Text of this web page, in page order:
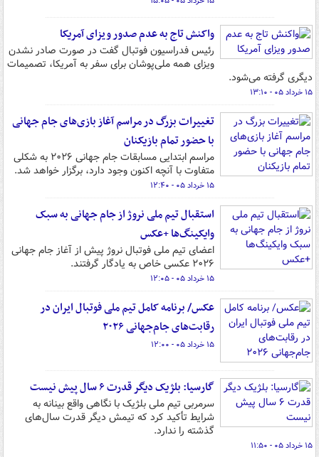
واکنش تاج به عدم صدور ویزای آمریکا
رئیس فدراسیون فوتبال گفت در صورت صادر نشدن
ویزای همه ملی‌پوشان برای سفر به آمریکا، تصمیمات
دیگری گرفته می‌شود.
۱۵ خرداد ۰۵ - ۱۳:۱۰
تغییرات بزرگ در مراسم آغاز بازی‌های جام جهانی
با حضور تمام بازیکنان
مراسم ابتدایی مسابقات جام جهانی ۲۰۲۶ به شکلی
متفاوت با آنچه اکنون وجود دارد، برگزار خواهد شد.
۱۵ خرداد ۰۵ - ۱۲:۴۰
استقبال تیم ملی نروژ از جام جهانی به سبک
وایکینگ‌ها +عکس
اعضای تیم ملی فوتبال نروژ پیش از آغاز جام جهانی
۲۰۲۶ عکسی خاص به یادگار گرفتند.
۱۵ خرداد ۰۵ - ۱۲:۰۵
عکس/ برنامه کامل تیم ملی فوتبال ایران در
رقابت‌های جام‌جهانی ۲۰۲۶
۱۵ خرداد ۰۵ - ۱۲:۰۰
گارسیا: بلژیک دیگر قدرت ۶ سال پیش نیست
سرمربی تیم ملی بلژیک با نگاهی واقع‌ بینانه به
شرایط تأکید کرد که تیمش دیگر قدرت سال‌های
گذشته را ندارد.
۱۵ خرداد ۰۵ - ۱۱:۵۰